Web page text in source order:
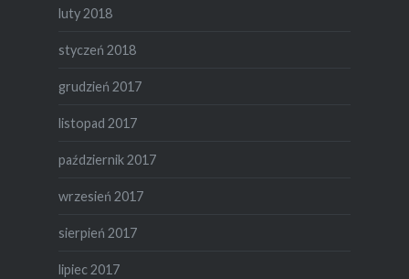
luty 2018
styczeń 2018
grudzień 2017
listopad 2017
październik 2017
wrzesień 2017
sierpień 2017
lipiec 2017